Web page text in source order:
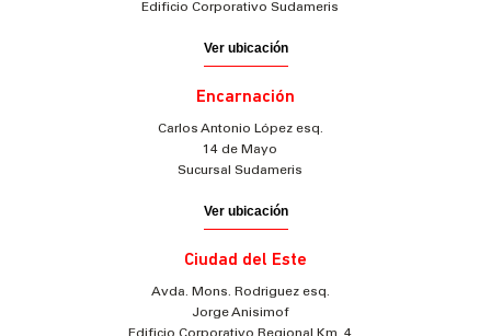
Edificio Corporativo Sudameris
Ver ubicación
Encarnación
Carlos Antonio López esq.
14 de Mayo
Sucursal Sudameris
Ver ubicación
Ciudad del Este
Avda. Mons. Rodriguez esq.
Jorge Anisimof